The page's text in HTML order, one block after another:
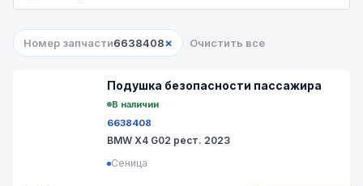
Номер запчасти6638408× Очистить все
Подушка безопасности пассажира
В наличии
6638408
BMW X4 G02 рест. 2023
Сеница